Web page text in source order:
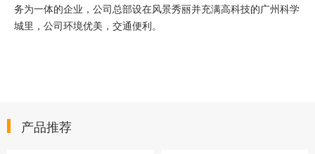
务为一体的企业，公司总部设在风景秀丽并充满高科技的广州科学
城里，公司环境优美，交通便利。
产品推荐